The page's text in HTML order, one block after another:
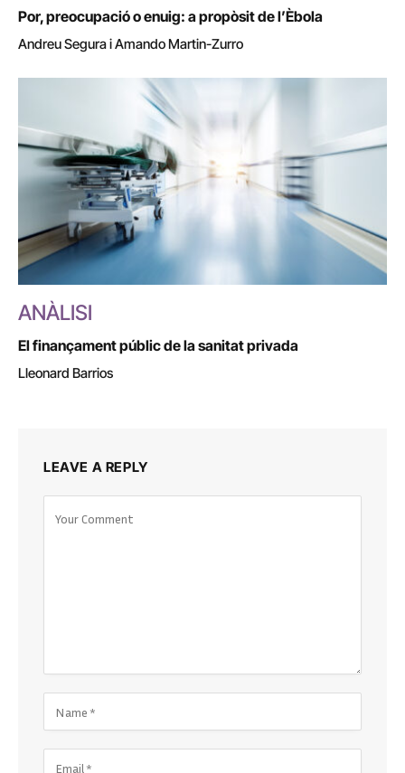
Por, preocupació o enuig: a propòsit de l’Èbola
Andreu Segura i Amando Martin-Zurro
ANÀLISI
El finançament públic de la sanitat privada
Lleonard Barrios
LEAVE A REPLY